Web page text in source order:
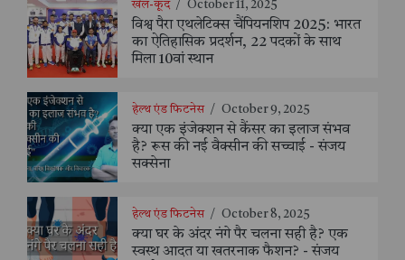
खेल-कूद / October 11, 2025
विश्व पैरा एथलेटिक्स चैंपियनशिप 2025: भारत
का ऐतिहासिक प्रदर्शन, 22 पदकों के साथ
मिला 10वां स्थान
हेल्थ एंड फिटनेस / October 9, 2025
क्या एक इंजेक्शन से कैंसर का इलाज संभव
है? रूस की नई वैक्सीन की सच्चाई - संजय
सक्सेना
हेल्थ एंड फिटनेस / October 8, 2025
क्या घर के अंदर नंगे पैर चलना सही है? एक
स्वस्थ आदत या खतरनाक फैशन? - संजय